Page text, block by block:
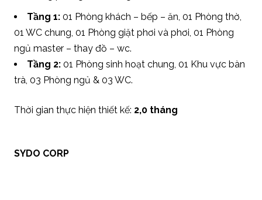
Tầng 1:01 Phòng khách – bếp – ăn, 01 Phòng thờ,
01 WC chung, 01 Phòng giặt phơi và phơi, 01 Phòng
ngủ master – thay đồ – wc.
Tầng 2:01 Phòng sinh hoạt chung, 01 Khu vực bàn
trà, 03 Phòng ngủ & 03 WC.
Thời gian thực hiện thiết kế: 2,0 tháng
SYDO CORP